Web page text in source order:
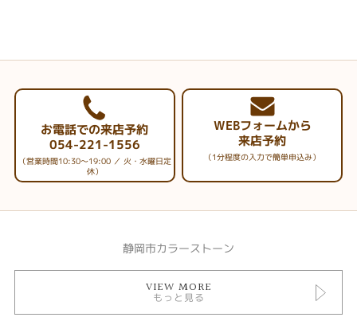
お電話での来店予約
054-221-1556
（営業時間10:30～19:00 ／ 火・水曜日定
休）
WEBフォームから
来店予約
（1分程度の入力で簡単申込み）
静岡市カラーストーン
VIEW MORE
もっと見る